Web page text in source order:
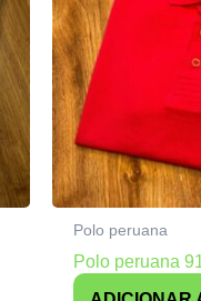
Polo peruana
Polo peruana